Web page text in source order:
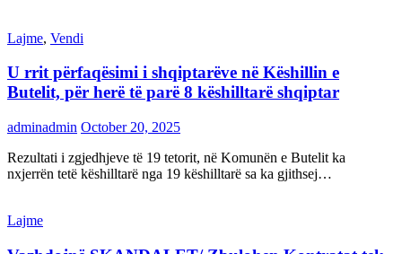
Lajme, Vendi
U rrit përfaqësimi i shqiptarëve në Këshillin e
Butelit, për herë të parë 8 këshilltarë shqiptar
adminadmin October 20, 2025
Rezultati i zgjedhjeve të 19 tetorit, në Komunën e Butelit ka
nxjerrën tetë këshilltarë nga 19 këshilltarë sa ka gjithsej…
Lajme